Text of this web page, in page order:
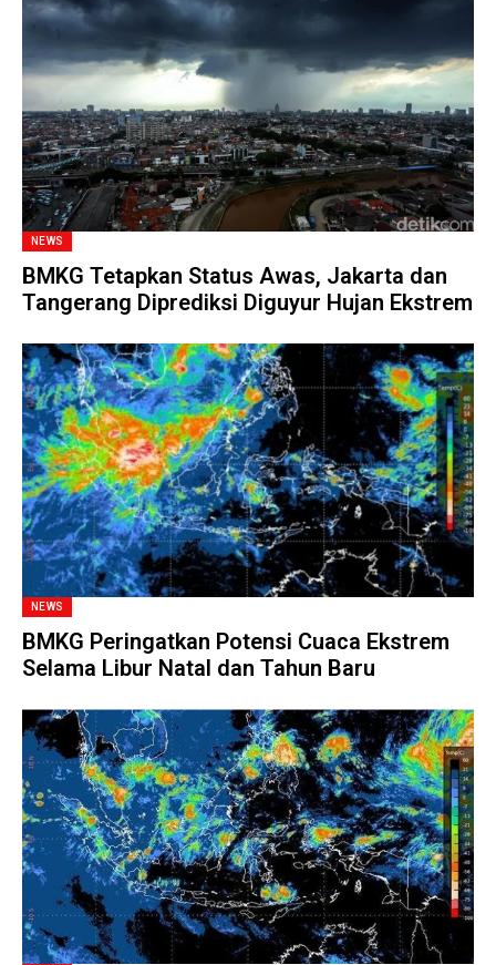
NEWS
BMKG Tetapkan Status Awas, Jakarta dan
Tangerang Diprediksi Diguyur Hujan Ekstrem
NEWS
BMKG Peringatkan Potensi Cuaca Ekstrem
Selama Libur Natal dan Tahun Baru